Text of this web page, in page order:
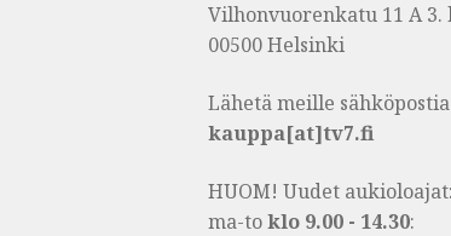
Vilhonvuorenkatu 11 A 3.
00500 Helsinki
Lähetä meille
kauppa[at]tv7.fi
HUOM! Uudet
ma-toklo 9.00 - 14.30: